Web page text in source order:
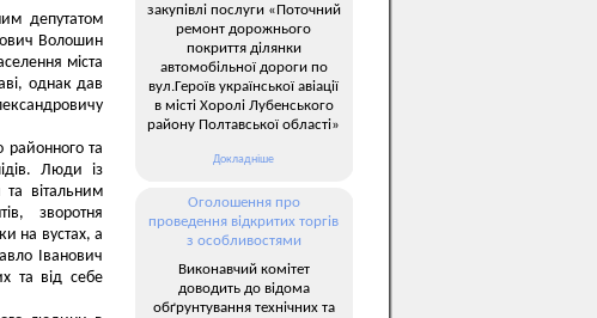
депутатом
Волошин
міста
однак дав
районного та
Люди із
вітальним
зворотня
на вустах, а
Іванович
та від себе
закупівлі послуги «Поточний
ремонт дорожнього
покриття ділянки
автомобільної дороги по
вул.Героїв української авіації
в місті Хоролі Лубенського
району Полтавської області»
Докладніше
Оголошення про
проведення відкритих торгів
з особливостями
Виконавчий комітет
доводить до відома
обґрунтування технічних та